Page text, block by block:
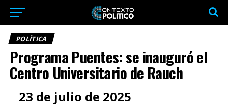
POLÍTICA
Programa Puentes: se inauguró el
Centro Universitario de Rauch
23 de julio de 2025